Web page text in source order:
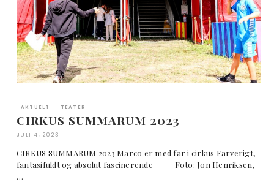
AKTUELT TEATER
CIRKUS SUMMARUM 2023
JULI 4, 2023
CIRKUS SUMMARUM 2023 Marco er med far i cirkus Farverigt,
fantasifuldt og absolut fascinerende Foto: Jon Henriksen,
…